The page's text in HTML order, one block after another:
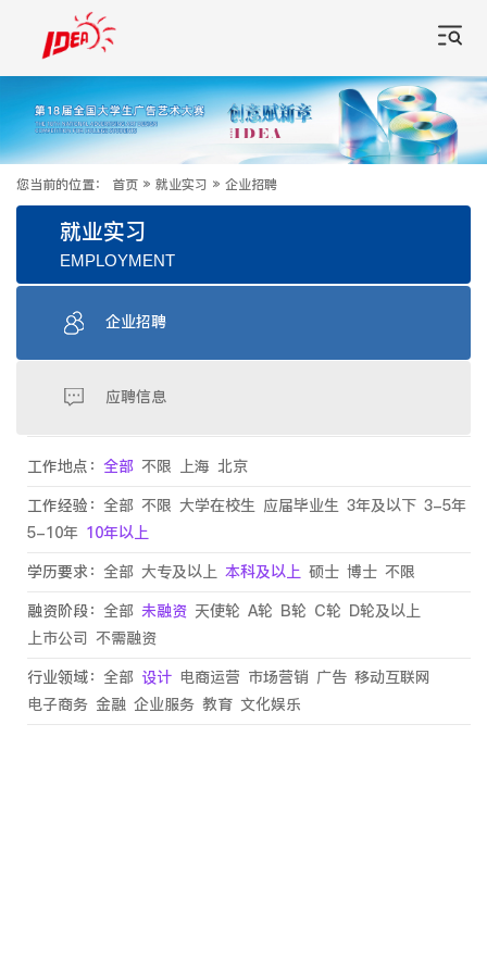
您当前的位置： 首页 » 就业实习 » 企业招聘
就业实习
EMPLOYMENT
企业招聘
应聘信息
工作地点： 全部 不限 上海 北京
工作经验： 全部 不限 大学在校生 应届毕业生 3年及以下 3-5年
5-10年 10年以上
学历要求： 全部 大专及以上 本科及以上 硕士 博士 不限
融资阶段： 全部 未融资 天使轮 A轮 B轮 C轮 D轮及以上
上市公司 不需融资
行业领域： 全部 设计 电商运营 市场营销 广告 移动互联网
电子商务 金融 企业服务 教育 文化娱乐